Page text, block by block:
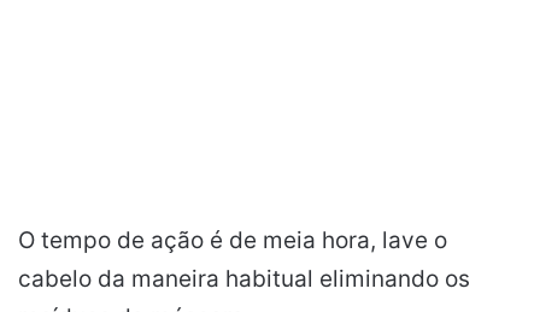
O tempo de ação é de meia hora, lave o
cabelo da maneira habitual eliminando os